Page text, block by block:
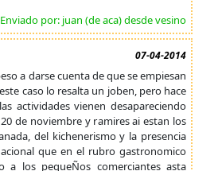
Enviado por: juan (de aca) desde vesino
07-04-2014
a darse cuenta de que se empiesan
caso lo resalta un joben, pero hace
actividades vienen desapareciendo
de noviembre y ramires ai estan los
del kichenerismo y la presencia
que en el rubro gastronomico
a los pequeÑos comerciantes asta